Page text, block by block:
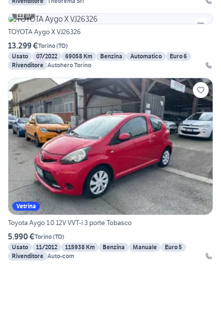
10
TOYOTA Aygo X VJ26326
13.299 €Torino(TO)
Usato
07/2022 69058 Km Benzina Automatico
Euro 6
Rivenditore Autohero Torino
Vetrina
Toyota Aygo 1.0 12V VVT-i 3 porte Tobasco
5.990 €Torino(TO)
Usato
11/2012 115938 Km Benzina Manuale
Euro 5
Rivenditore Auto-com